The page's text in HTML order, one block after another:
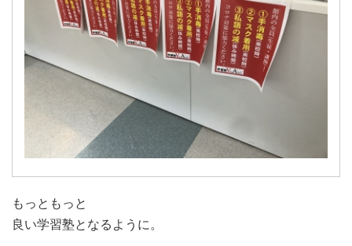
もっともっと
良い学習塾となるように。